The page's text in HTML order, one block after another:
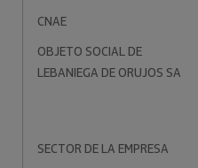
CNAE
OBJETO SOCIAL DE
LEBANIEGA DE ORUJOS SA
SECTOR DE LA EMPRESA